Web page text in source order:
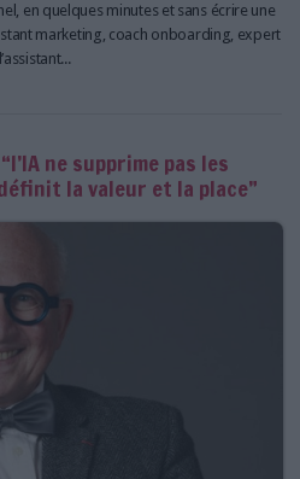
en quelques minutes et sans écrire une
marketing, coach onboarding, expert
ne supprime pas les
la valeur et la place”